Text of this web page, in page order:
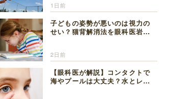
1日前
子どもの姿勢が悪いのは視力の
せい？猫背解消法を眼科医岩見
2日前
【眼科医が解説】コンタクトで
海やプールは大丈夫？水とレン